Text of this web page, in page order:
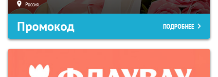
Россия
Промокод ПОДРОБНЕЕ